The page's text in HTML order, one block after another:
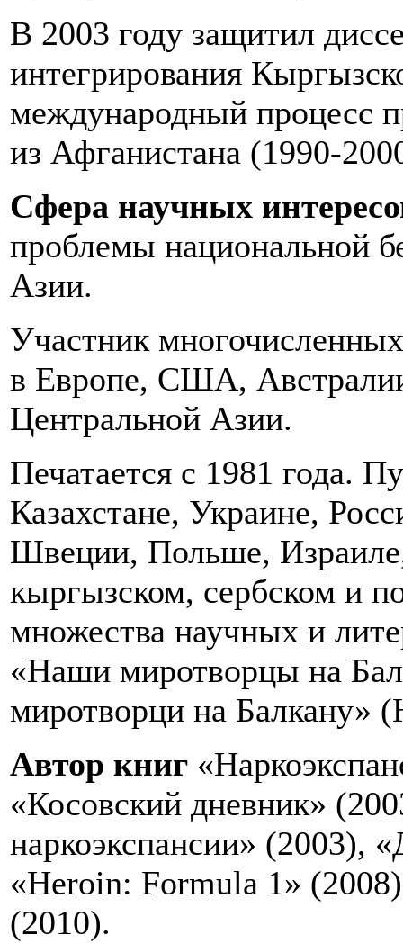
В 2003 году защитил
интегрирования
международный процесс
из Афганистана (1990-
Сфера научных
проблемы национальной
Азии.
Участник
в Европе, США,
Центральной Азии.
Печатается с 1981 года.
Казахстане, Украине,
Швеции, Польше,
кыргызском, сербском и
множества научных и
«Наши миротворцы на
миротворци на Балкану»
Автор книг
«Косовский дневник»
наркоэкспансии» (2003),
«Heroin: Formula 1»
(2010).